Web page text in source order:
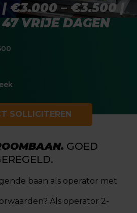
| €3.000 – €3.500 |
VRIJE DAGEN
SOLLICITEREN
GOED
baan als operator met
Als operator 2-